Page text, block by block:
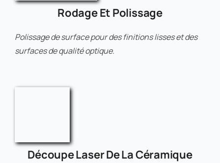
Rodage Et Polissage
Polissage de surface pour des finitions lisses et des
surfaces de qualité optique.